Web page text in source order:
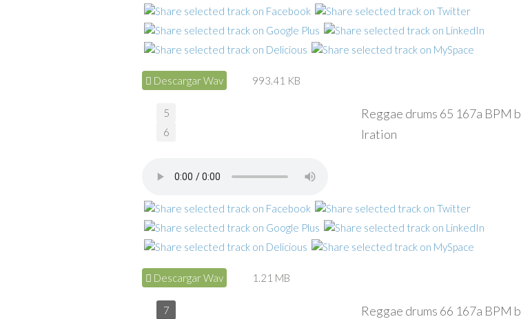
Descargar Wav 993.41 KB
Reggae drums 65 167a BPM
Iration
Descargar Wav 1.21 MB
Reggae drums 66 167a BPM
5
6
7